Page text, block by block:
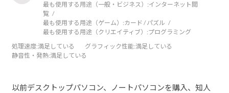
最も使用する用途（一般・ビジネス）:インターネット閲
覧
最も使用する用途（ゲーム）:カード / パズル
最も使用する用途（クリエイティブ）:プログラミング
処理速度:満足している グラフィック性能:満足している
静音性・発熱:満足している
以前デスクトップパソコン、ノートパソコンを購入、知人